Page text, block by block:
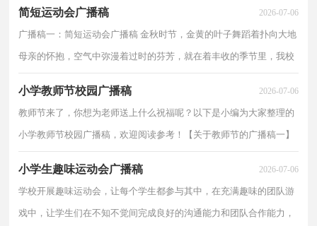
物化为虚有，只知
简短运动会广播稿 2026-07-06
广播稿一：简短运动会广播稿 金秋时节，金黄的叶子舞蹈着扑向大地
母亲的怀抱，空气中弥漫着过时的芬芳，就在着丰收的季节里，我校
起，但一个个矫
小学教师节校园广播稿 2026-07-06
教师节来了，你想为老师送上什么祝福呢？以下是小编为大家整理的
小学教师节校园广播稿，欢迎阅读参考！【关于教师节的广播稿一】
播又和大家见
小学生趣味运动会广播稿 2026-07-06
学校开展趣味运动会，让每个学生都参与其中，在充满趣味的团队游
戏中，让学生们在不知不觉间完成良好的沟通能力和团队合作能力，